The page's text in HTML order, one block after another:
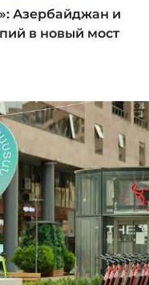
Азербайджан и
в новый мост